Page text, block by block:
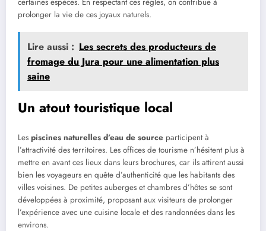
prolonger la vie de ces joyaux naturels.
Lire aussi : Les secrets des producteurs de
fromage du Jura pour une alimentation plus
saine
Un atout touristique local
Les piscines naturelles d’eau de source participent à
l’attractivité des territoires. Les offices de tourisme n’hésitent plus à
mettre en avant ces lieux dans leurs brochures, car ils attirent aussi
bien les voyageurs en quête d’authenticité que les habitants des
villes voisines. De petites auberges et chambres d’hôtes se sont
développées à proximité, proposant aux visiteurs de prolonger
l’expérience avec une cuisine locale et des randonnées dans les
environs.